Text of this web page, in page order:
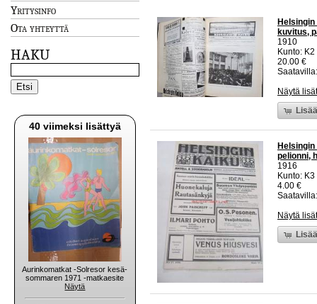
Yritysinfo
Ota yhteyttä
HAKU
40 viimeksi lisättyä
Aurinkomatkat -Solresor kesä-
sommaren 1971 -matkaesite
Näytä
kuvitus,
1910
Kunto:
20.00 €
Näytä
pelionni,
1916
Kunto:
4.00 €
Näytä